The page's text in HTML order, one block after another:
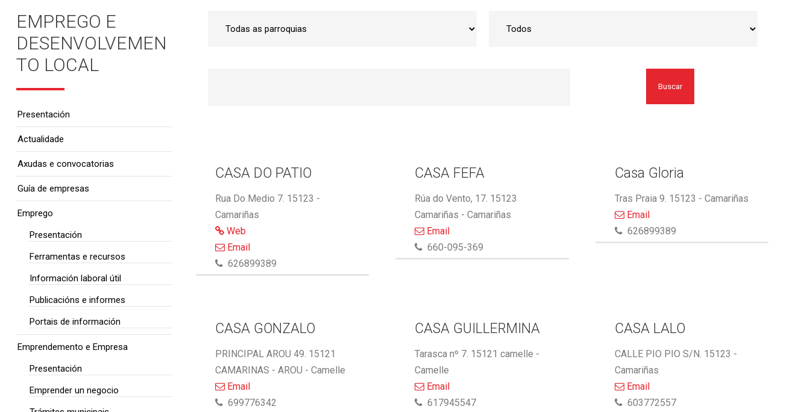
Buscar
CASA DO PATIO
Rua Do Medio 7. 15123 -
Camariñas
Web
Email
626899389
CASA FEFA
Rúa do Vento, 17. 15123
Camariñas - Camariñas
Email
660-095-369
Casa Gloria
Tras Praia 9. 15123 - Camariñas
Email
626899389
CASA GONZALO
PRINCIPAL AROU 49. 15121
CAMARINAS - AROU - Camelle
Email
699776342
CASA GUILLERMINA
Tarasca nº 7. 15121 camelle -
Camelle
Email
617945547
CASA LALO
CALLE PIO PIO S/N. 15123 -
Camariñas
Email
603772557
EMPREGO E
DESENVOLVEMEN
TO LOCAL
Presentación
Actualidade
Axudas e convocatorias
Guía de empresas
Emprego
Presentación
Ferramentas e recursos
Información laboral útil
Publicacións e informes
Portais de información
Emprendemento e Empresa
Presentación
Emprender un negocio